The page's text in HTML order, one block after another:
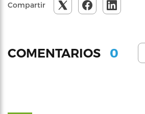
Compartir
COMENTARIOS 0